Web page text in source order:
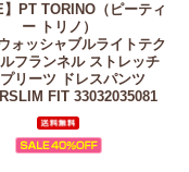
PT TORINO（ピーティ
ー トリノ）
ォッシャブルライトテク
フランネル ストレッチ
リーツ ドレスパンツ
FIT 33032035081